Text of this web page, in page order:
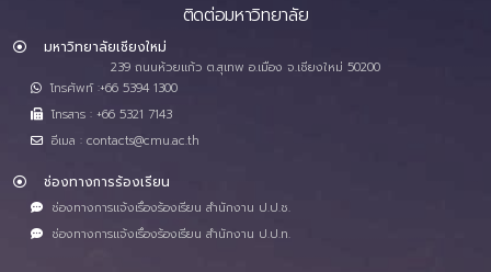
ติดต่อมหาวิทยาลัย
มหาวิทยาลัยเชียงใหม่
239 ถนนห้วยแก้ว ต.สุเทพ อ.เมือง จ.เชียงใหม่ 50200
โทรศัพท์ :+66 5394 1300
โทรสาร : +66 5321 7143
อีเมล : contacts@cmu.ac.th
ช่องทางการร้องเรียน
ช่องทางการแจ้งเรื่องร้องเรียน สำนักงาน ป.ป.ช.
ช่องทางการแจ้งเรื่องร้องเรียน สำนักงาน ป.ป.ท.